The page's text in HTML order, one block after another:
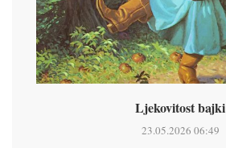
Ljekovitost bajki
23.05.2026 06:49